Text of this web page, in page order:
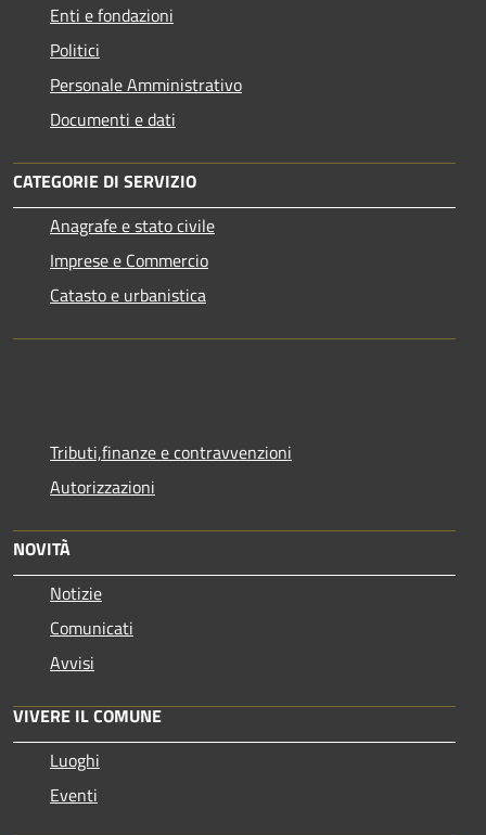
Enti e fondazioni
Politici
Personale Amministrativo
Documenti e dati
CATEGORIE DI SERVIZIO
Anagrafe e stato civile
Imprese e Commercio
Catasto e urbanistica
Tributi,finanze e contravvenzioni
Autorizzazioni
NOVITÀ
Notizie
Comunicati
Avvisi
VIVERE IL COMUNE
Luoghi
Eventi